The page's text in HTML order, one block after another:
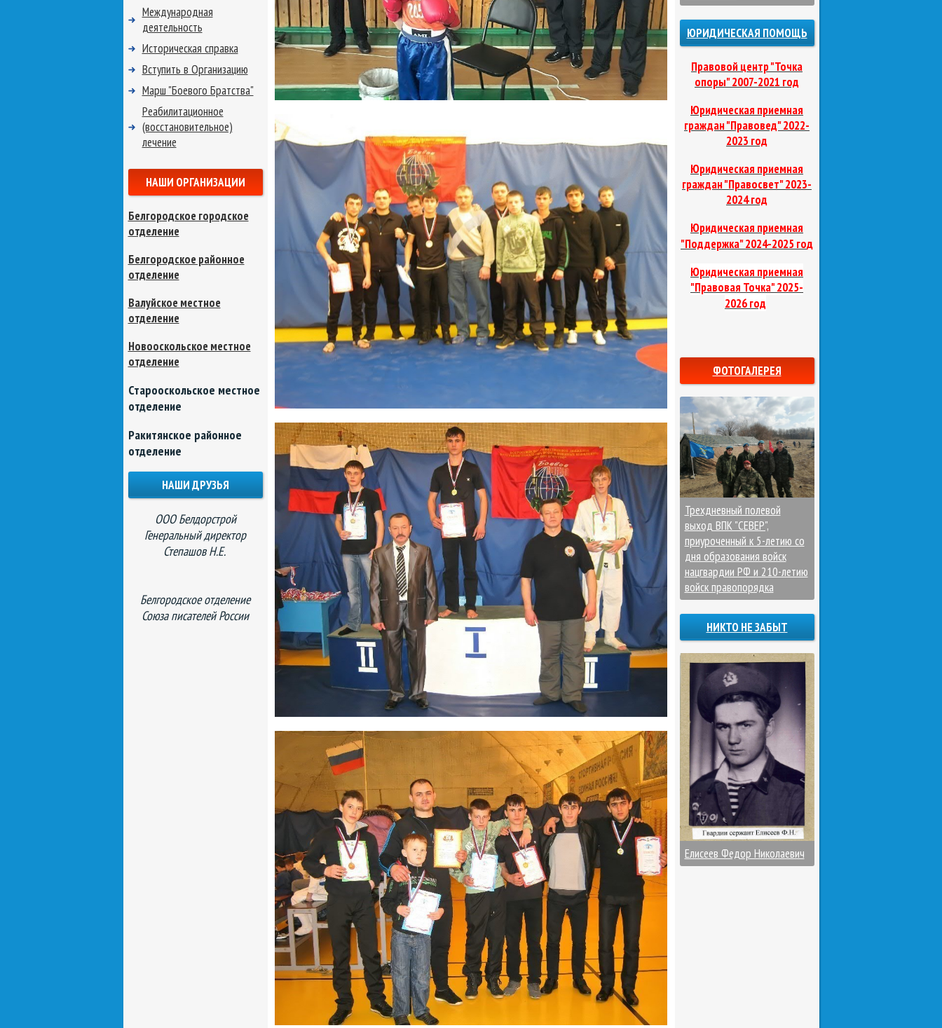
Международная
деятельность
Историческая справка
Вступить в Организацию
Марш "Боевого Братства"
Реабилитационное
(восстановительное)
лечение
НАШИ ОРГАНИЗАЦИИ
Белгородское городское
отделение
Белгородское районное
отделение
Валуйское местное
отделение
Новооскольское местное
отделение
Старооскольское местное
отделение
Ракитянское районное
отделение
НАШИ ДРУЗЬЯ
ООО Белдорстрой
Генеральный директор
Степашов Н.Е.
Белгородское отделение
Союза писателей России
ЮРИДИЧЕСКАЯ ПОМОЩЬ
Правовой центр "Точка
опоры" 2007-2021 год
Юридическая приемная
граждан "Правовед"2022-
2023 год
Юридическая приемная
граждан "Правосвет"2023-
2024 год
Юридическая приемная
"Поддержка"2024-2025 год
Юридическая приемная
"Правовая Точка"2025-
2026 год
ФОТОГАЛЕРЕЯ
Трехдневный полевой
выход ВПК "СЕВЕР",
приуроченный к 5-летию со
дня образования войск
нацгвардии РФ и 210-летию
войск правопорядка
НИКТО НЕ ЗАБЫТ
Елисеев Федор Николаевич